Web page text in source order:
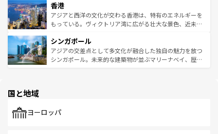
とつ。フォーやバインミー、ベトナムコーヒーなどは、ぜ
ひ現地で味わいたい。どの地域を訪れてもあたたかい人々
が旅行者を迎えてくれるので、きっと忘れられない旅にな
参照してほしい。
の活気が交差している。北部ではチェンマイなどの山岳地
帯で自然と触れ合い、南部ではプーケットやクラビの美し
いビーチでリゾート気分を楽しむことができる。タイ料理
激する。気候は一年中温暖で、どの季節にも異なる楽しみ
が待っている。親しみやすいタイの人々、仏教を中心とし
た文化、そして多様な観光資源が、訪れる旅人を魅了し続
香港
アジアと西洋の文化が交わる香港は、特有のエネルギーを
もっている。ヴィクトリア湾に広がる壮大な景色、近未来
み、どこを訪れても感動するはず。観光スポットが密集し
ており、効率よく見どころを回れるのも魅力。息をのむよ
うな絶景から文化的な体験まで、香港を存分に楽しみ尽く
シンガポール
アジアの交差点として多文化が融合した独自の魅力を放つ
シンガポール。未来的な建築物が並ぶマリーナベイ、歴史
で、ホーカーズは地元の風情を楽しめる外せないスポット
国と地域
ヨーロッパ